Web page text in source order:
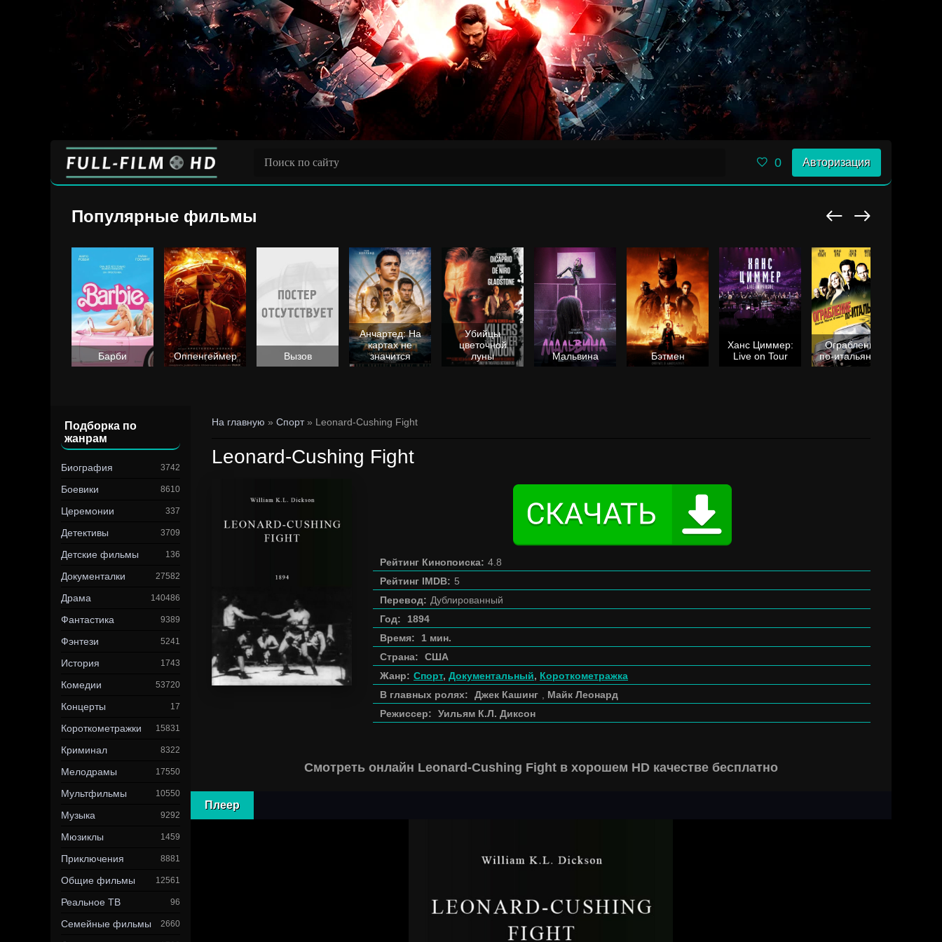
0 Авторизация
Популярные фильмы
Барби Оппенгеймер Вызов
Анчартед: На
картах не
значится
Убийцы
цветочной
луны
Мальвина Бэтмен
Ханс Циммер:
Live on Tour
Ограбление
по-итальянски
Подборка по
жанрам
Биография 3742
Боевики 8610
Церемонии 337
Детективы 3709
Детские фильмы 136
Документалки 27582
Драма 140486
Фантастика 9389
Фэнтези 5241
История 1743
Комедии 53720
Концерты 17
Короткометражки 15831
Криминал 8322
Мелодрамы 17550
Мультфильмы 10550
Музыка 9292
Мюзиклы 1459
Приключения 8881
Общие фильмы 12561
Реальное ТВ 96
Семейные фильмы 2660
На главную » Спорт » Leonard-Cushing Fight
Leonard-Cushing Fight
Рейтинг Кинопоиска: 4.8
Рейтинг IMDB: 5
Перевод: Дублированный
Год:
1894
Время:
1 мин.
Страна:
США
Жанр: Спорт, Документальный, Короткометражка
В главных ролях:
Джек Кашинг
Майк Леонард
Режиссер:
Уильям К.Л. Диксон
Смотреть онлайн Leonard-Cushing Fight в хорошем HD качестве бесплатно
Плеер